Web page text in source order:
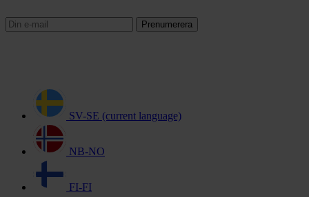
Prenumerera
SV-SE (current language)
NB-NO
FI-FI